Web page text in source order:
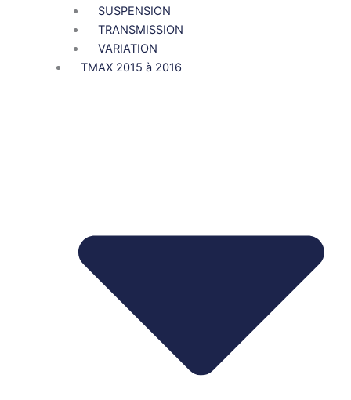
SUSPENSION
TRANSMISSION
VARIATION
TMAX 2015 à 2016